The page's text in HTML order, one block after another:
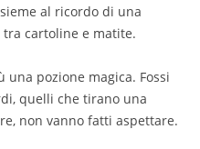
al ricordo di una
cartoline e matite.
una pozione magica. Fossi
quelli che tirano una
non vanno fatti aspettare.